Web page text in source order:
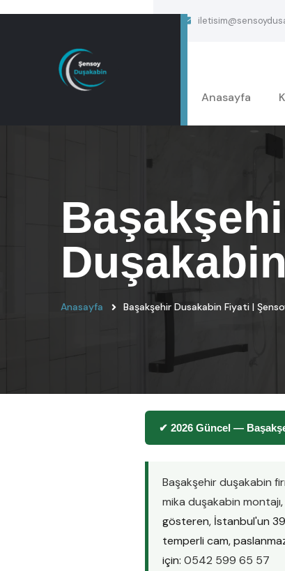
Anasayfa
Duşakabin
Anasayfa Başakşehir Dusakabin Fiyati |
✔ 2026 Güncel —
Başakşehir duşakabin
mika duşakabin montajı,
gösteren, İstanbul'un
temperli cam,
için: 0542 599 65 57